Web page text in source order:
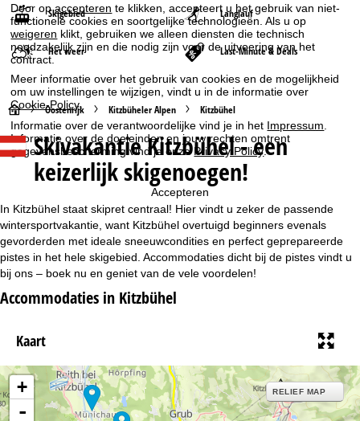
Door opaccepteren te klikken, accepteert u het gebruik van niet-
functionele cookies en soortgelijke technologieën. Als u op
weigeren klikt, gebruiken we alleen diensten die technisch
noodzakelijk zijn en die nodig zijn voor de uitvoering van het
contract.
Meer informatie over het gebruik van cookies en de mogelijkheid
om uw instellingen te wijzigen, vindt u in de informatie over
Cookie-Policy.
Informatie over de verantwoordelijke vind je in het Impressum
Informatie over de doeleinden en jouw rechten omtrent
gegevensbescherming vind je onzePrivacy Policy.
Accepteren
Skigebied Langlauf
Het weer Last-Minute & Deals
S
t
r
t
p
a
g
i
Oostenrijk Kitzbüheler Alpen Kitzbühel
Skivakantie Kitzbühel - een
keizerlijk skigenoegen!
In Kitzbühel staat skipret centraal! Hier vindt u zeker de passende
wintersportvakantie, want Kitzbühel overtuigd beginners evenals
gevorderden met ideale sneeuwcondities en perfect geprepareerde
pistes in het hele skigebied. Accommodaties dicht bij de pistes vindt u
bij ons – boek nu en geniet van de vele voordelen!
Accommodaties in Kitzbühel
Kaart
+
-
RELIEF MAP